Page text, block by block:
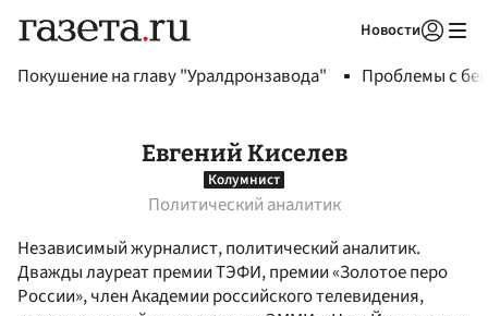
Новости
Покушение на главу "Уралдронзавода" Проблемы с
Евгений Киселев
Колумнист
Политический аналитик
Независимый журналист, политический аналитик.
Дважды лауреат премии ТЭФИ, премии «Золотое перо
России», член Академии российского телевидения,